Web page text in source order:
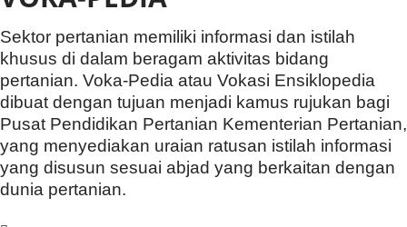
Sektor pertanian memiliki informasi dan istilah
khusus di dalam beragam aktivitas bidang
pertanian. Voka-Pedia atau Vokasi Ensiklopedia
dibuat dengan tujuan menjadi kamus rujukan bagi
Pusat Pendidikan Pertanian Kementerian Pertanian,
yang menyediakan uraian ratusan istilah informasi
yang disusun sesuai abjad yang berkaitan dengan
dunia pertanian.